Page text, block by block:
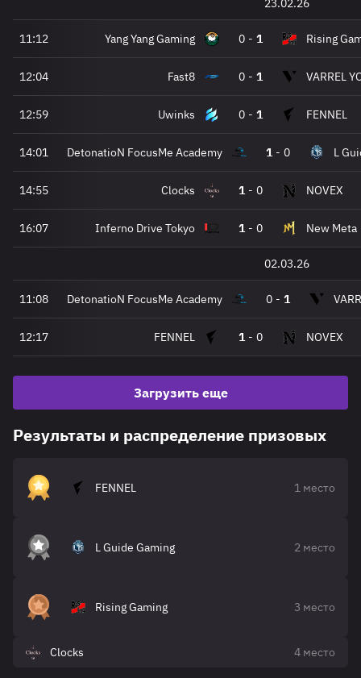
23.02.26
11:12 Yang Yang Gaming 0 - 1 Rising
12:04 Fast8 0 - 1 VARREL
12:59 Uwinks 0 - 1 FENNEL
14:01 DetonatioN FocusMe Academy 1 - 0 L
14:55 Clocks 1 - 0 NOVEX
16:07 Inferno Drive Tokyo 1 - 0 New Meta
02.03.26
11:08 DetonatioN FocusMe Academy 0 - 1
12:17 FENNEL 1 - 0 NOVEX
Загрузить еще
Результаты и распределение призовых
FENNEL 1 место
L Guide Gaming 2 место
Rising Gaming 3 место
Clocks 4 место